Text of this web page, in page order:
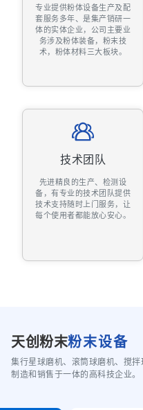
专业提供粉体设备生产及配
套服务多年、是集产销研一
体的实体企业，公司主要业
务涉及粉体装备，粉末技
术，粉体材料三大板块。
技术团队
先进精良的生产、检测设
备，有专业的技术团队提供
技术支持随时上门服务，让
每个使用者都能放心安心。
天创粉末粉末设备
集行星球磨机、滚筒球磨机、搅拌
制造和销售于一体的高科技企业。